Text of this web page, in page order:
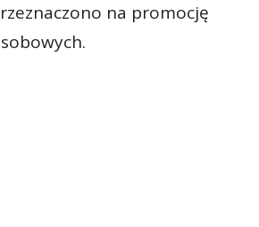
na promocję